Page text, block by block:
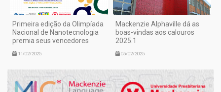
Primeira edição da Olimpíada
Nacional de Nanotecnologia
premia seus vencedores
11/02/2025
Mackenzie Alphaville dá as
boas-vindas aos calouros
2025.1
05/02/2025